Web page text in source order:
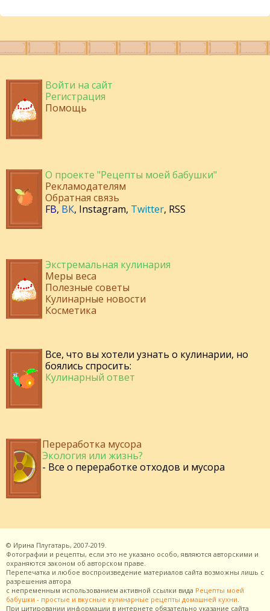
Войти на сайт
Регистрация
Помощь
О проекте "Рецепты моей бабушки"
Рекламодателям
Обратная связь
FB, ВК, Instagram, Twitter, RSS
Экстремальная кулинария
Меры веса
Полезные советы
Кулинарные новости
Косметика
Все, что вы хотели узнать о кулинарии, но
боялись спросить:
Кулинарный ответ
Переработка мусора
Экология или жизнь?
- Все о переработке отходов и мусора
© Ирина Плугатарь, 2007-2019.
Фотографии и рецепты, если это не указано особо, являются авторскими и
охраняются законом об авторском праве.
Перепечатка и любое воспроизведение материалов сайта возможны лишь с
разрешения автора
с непременным использованием активной ссылки вида Рецепты моей
бабушки - простые и вкусные кулинарные рецепты домашней кухни.
При цитировании информации в интернете обязательно указание сайта